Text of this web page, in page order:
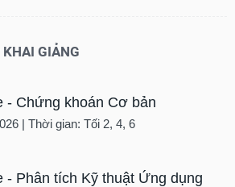
KHAI GIẢNG
- Chứng khoán Cơ bản
| Thời gian: Tối 2, 4, 6
- Phân tích Kỹ thuật Ứng dụng